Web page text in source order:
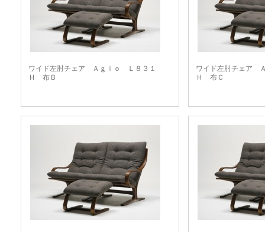
ワイド左肘チェア Ａｇｉｏ Ｌ８３１
Ｈ 布Ｂ
ワイド左肘チェア
Ｈ 布Ｃ